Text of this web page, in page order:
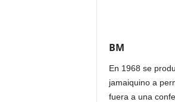
BM
En 1968 se
jamaiquino a
fuera a una